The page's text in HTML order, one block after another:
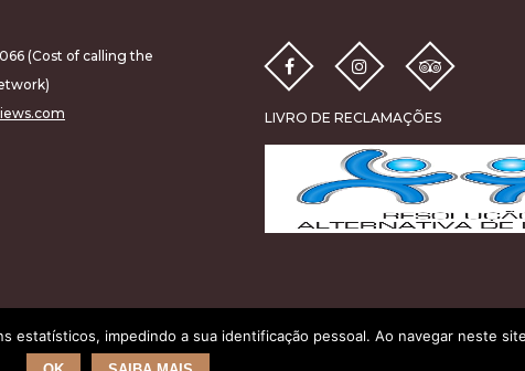
066 (Cost of calling the
LIVRO DE RECLAMAÇÕES
estatísticos, impedindo a sua identificação pessoal. Ao navegar neste